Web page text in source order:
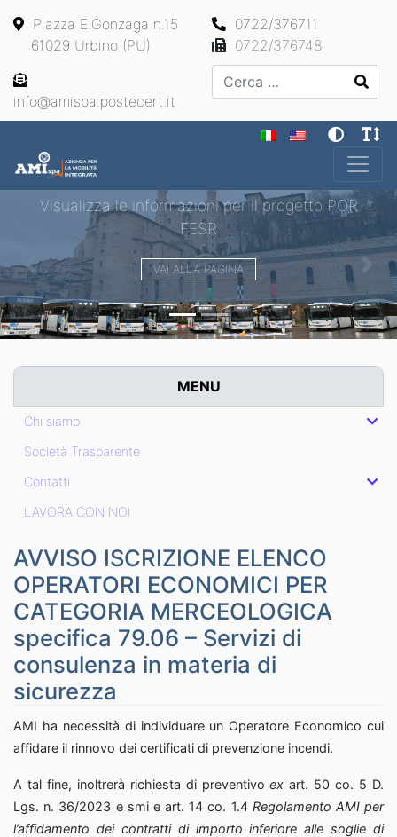
Piazza E.Gonzaga n.15
61029 Urbino (PU)
0722/376711
0722/376748
info@amispa.postecert.it
Cerca
Main Navigation
Visualizza le informazioni per il progetto POR
FESR
VAI ALLA PAGINA
Previous Next
MENU
Chi siamo
Società Trasparente
Contatti
LAVORA CON NOI
AVVISO ISCRIZIONE ELENCO
OPERATORI ECONOMICI PER
CATEGORIA MERCEOLOGICA
specifica 79.06 – Servizi di
consulenza in materia di
sicurezza
AMI ha necessità di individuare un Operatore Economico cui
affidare il rinnovo dei certificati di prevenzione incendi.
A tal fine, inoltrerà richiesta di preventivoex art. 50 co. 5 D.
Lgs. n. 36/2023 e smi e art. 14 co. 1.4 Regolamento AMI per
l’affidamento dei contratti di importo inferiore alle soglie di